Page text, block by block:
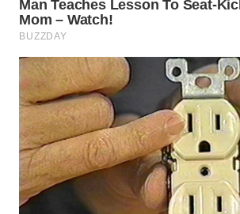
WN
TEBING
TINGGI
WN
PAKPAK
WN
KARAWANG